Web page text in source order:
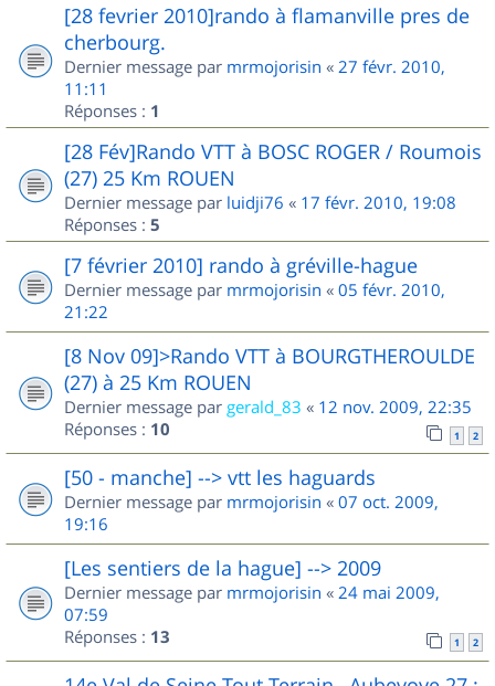
[28 fevrier 2010]rando à flamanville pres de
cherbourg.
Dernier message par mrmojorisin « 27 févr. 2010,
11:11
Réponses : 1
[28 Fév]Rando VTT à BOSC ROGER / Roumois
(27) 25 Km ROUEN
Dernier message par luidji76 « 17 févr. 2010, 19:08
Réponses : 5
[7 février 2010] rando à gréville-hague
Dernier message par mrmojorisin « 05 févr. 2010,
21:22
[8 Nov 09]>Rando VTT à BOURGTHEROULDE
(27) à 25 Km ROUEN
Dernier message par gerald_83 « 12 nov. 2009, 22:35
Réponses : 10 1 2
[50 - manche] --> vtt les haguards
Dernier message par mrmojorisin « 07 oct. 2009,
19:16
[Les sentiers de la hague] --> 2009
Dernier message par mrmojorisin « 24 mai 2009,
07:59
Réponses : 13 1 2